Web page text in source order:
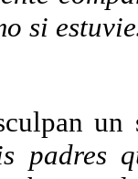
si
padres